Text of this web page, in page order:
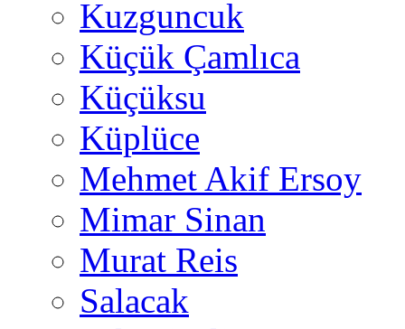
Kuzguncuk
Küçük Çamlıca
Küçüksu
Küplüce
Mehmet Akif Ersoy
Mimar Sinan
Murat Reis
Salacak